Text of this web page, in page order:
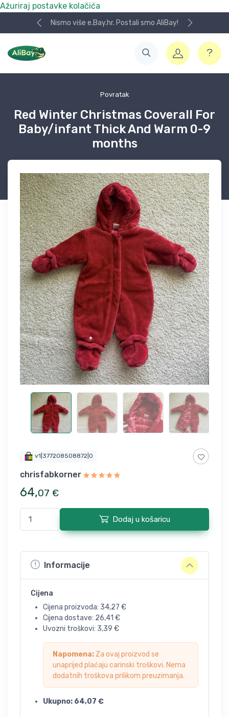
Ažuriraj postavke kolačića
Nismo više e.Bay.hr. Postali smo AliBay!
Povratak
Red Winter Christmas Coverall For
Baby/infant Thick And Warm 0-9
months
v1|377208508872|0
chrisfabkorner
64,07 €
Dodaj u košaricu
Informacije
Cijena
Cijena proizvoda: 34,27 €
Cijena dostave: 26,41 €
Uvozni troškovi: 3,39 €
Napomena: Za ovaj proizvod se
unaprijed plaćaju carinski troškovi. Nema
dodatnih troškova prilikom preuzimanja.
Ukupno: 64,07 €